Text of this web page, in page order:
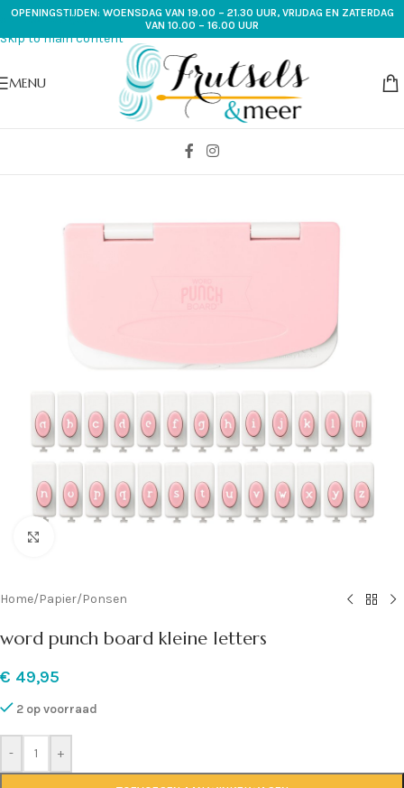
Skip to navigation
Skip to main content
OPENINGSTIJDEN: WOENSDAG VAN 19.00 – 21.30 UUR, VRIJDAG EN ZATERDAG
VAN 10.00 – 16.00 UUR
MENU
Home/Papier/Ponsen
word punch board kleine letters
€ 49,95
2 op voorraad
- +